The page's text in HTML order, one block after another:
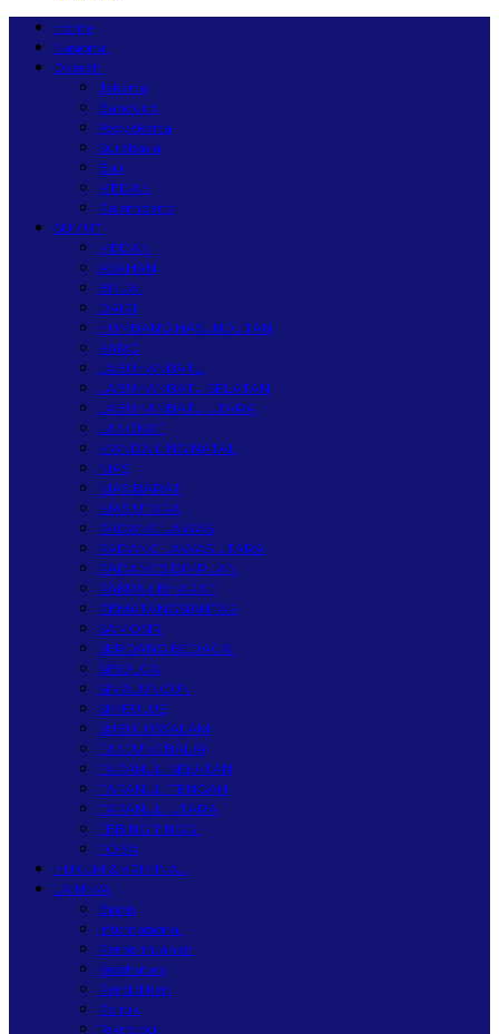
Home
Nasional
Daerah
Jakarta
Bandung
Yogyakarta
Surabaya
Bali
MEDAN
Palembang
SUMUT
MEDAN
ASAHAN
BINJAI
DAIRI
HUMBANG HASUNDUTAN
KARO
LABUHANBATU
LABUHANBATU SELATAN
LABUHANBATU UTARA
LANGKAT
MANDAILING NATAL
NIAS
NIAS BARAT
NIAS UTARA
PADANG LAWAS
PADANG LAWAS UTARA
PADANGSIDIMPUAN
PAKPAK BHARAT
PEMATANGSIANTAR
SAMOSIR
SERDANG BEDAGAI
SIBOLGA
SIMALUNGUN
SIMEULUE
SUBULUSSALAM
TANJUNGBALAI
TAPANULI SELATAN
TAPANULI TENGAH
TAPANULI UTARA
TEBING TINGGI
TOBA
HUKUM & KRIMINAL
LAINNYA
Bisnis
Internasional
Pemerintahan
Kesehatan
Pendidikan
Politik
Teknologi